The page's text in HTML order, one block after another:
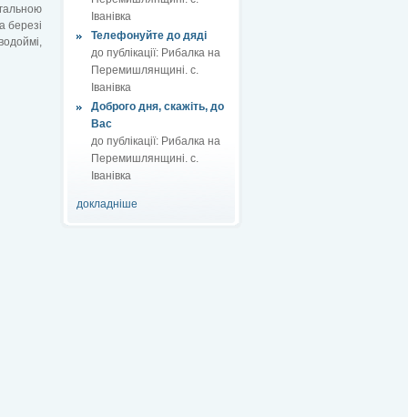
Іванівка
Телефонуйте до дяді
до публікації: Рибалка на
Перемишлянщині. с.
Іванівка
Доброго дня, скажіть, до
Вас
до публікації: Рибалка на
Перемишлянщині. с.
Іванівка
докладніше
березі